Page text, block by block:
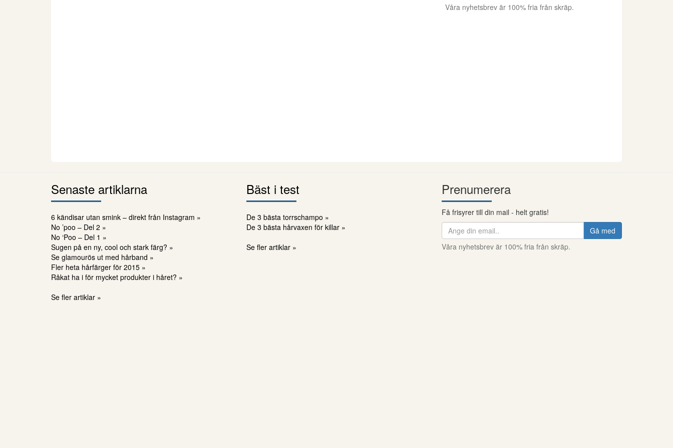
Våra nyhetsbrev är 100% fria från skräp.
Senaste artiklarna
6 kändisar utan smink – direkt från Instagram »
No ’poo – Del 2 »
No ‘Poo – Del 1 »
Sugen på en ny, cool och stark färg? »
Se glamourös ut med hårband »
Fler heta hårfärger för 2015 »
Råkat ha i för mycket produkter i håret? »
Se fler artiklar »
Bäst i test
De 3 bästa torrschampo »
De 3 bästa hårvaxen för killar »
Se fler artiklar »
Prenumerera
Få frisyrer till din mail - helt gratis!
Gå med
Våra nyhetsbrev är 100% fria från skräp.